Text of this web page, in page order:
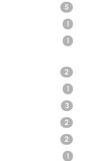
5
1
1
2
1
3
2
2
1